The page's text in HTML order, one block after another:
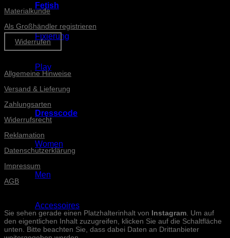
Fetish
Fixierung
Play
Dresscode
Women
Men
Accessoires
Materialkunde
Als Großhändler registrieren
Widerrufen
Allgemeine Hinweise
Versand & Lieferung
Zahlungsarten
Widerrufsrecht
Reklamation
Datenschutzerklärung
Impressum
AGB
Sie sehen gerade einen Platzhalterinhalt von Instagram . Um auf
den eigentlichen Inhalt zuzugreifen, klicken Sie auf die Schaltfläche
unten. Bitte beachten Sie, dass dabei Daten an Drittanbieter